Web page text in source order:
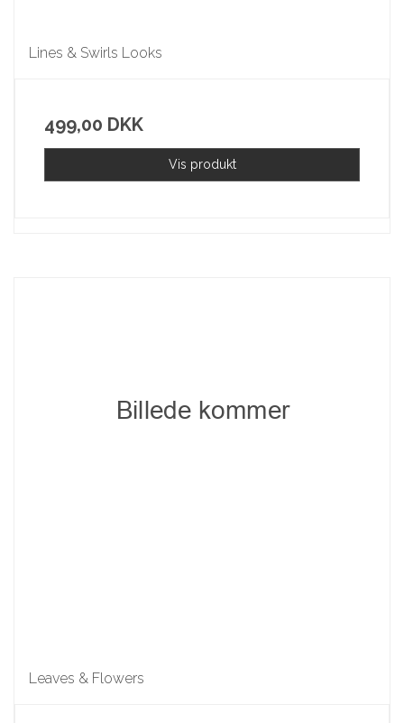
Lines & Swirls Looks
499,00 DKK
Vis produkt
Leaves & Flowers